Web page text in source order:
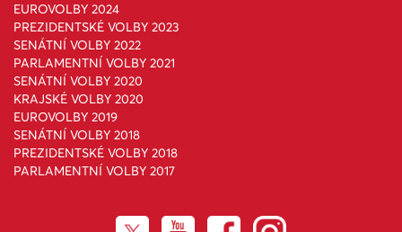
EUROVOLBY 2024
PREZIDENTSKÉ VOLBY 2023
SENÁTNÍ VOLBY 2022
PARLAMENTNÍ VOLBY 2021
SENÁTNÍ VOLBY 2020
KRAJSKÉ VOLBY 2020
EUROVOLBY 2019
SENÁTNÍ VOLBY 2018
PREZIDENTSKÉ VOLBY 2018
PARLAMENTNÍ VOLBY 2017